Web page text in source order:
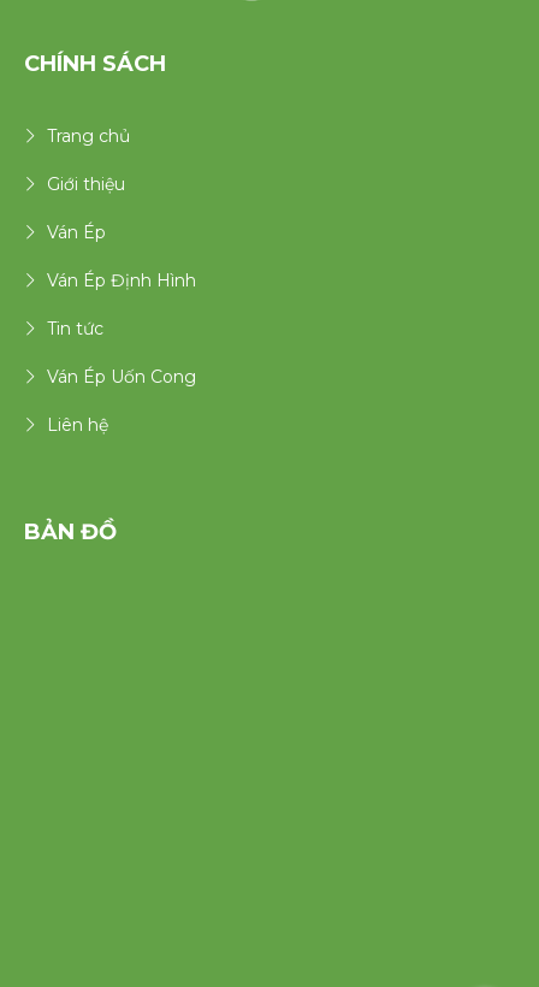
CHÍNH SÁCH
Trang chủ
Giới thiệu
Ván Ép
Ván Ép Định Hình
Tin tức
Ván Ép Uốn Cong
Liên hệ
BẢN ĐỒ